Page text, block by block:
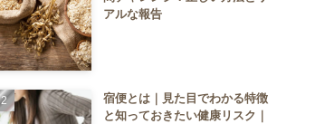
アルな報告
宿便とは｜見た目でわかる特徴
と知っておきたい健康リスク｜